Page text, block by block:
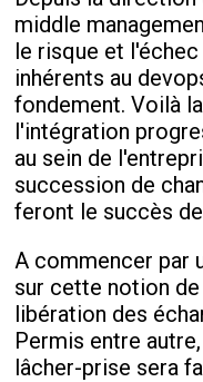
middle
le risque et
inhérents au
fondement. Voilà
l'intégration
au sein de
succession de
feront le succès
A commencer par
sur cette notion
libération des
Permis entre
lâcher-prise sera